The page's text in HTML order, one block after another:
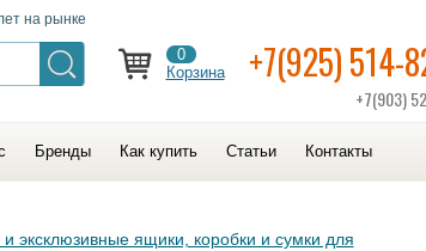
на рынке
0
Корзина
+7(925) 514-
+7(903)
Бренды Как купить Статьи Контакты
эксклюзивные ящики, коробки и сумки для